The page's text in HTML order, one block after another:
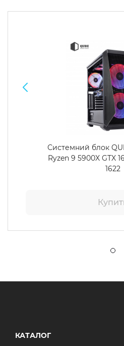
Системний блок
Ryzen 9 5900X GTX
1622
КАТАЛОГ